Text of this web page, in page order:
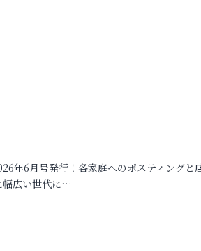
年6月号発行！各家庭へのポスティングと
幅広い世代に…